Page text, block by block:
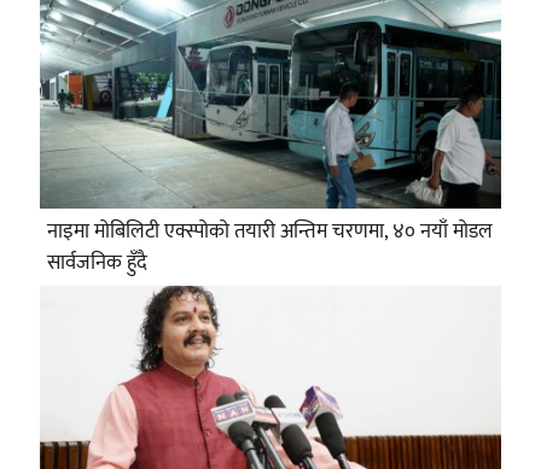
नाइमा मोबिलिटी एक्स्पोको तयारी अन्तिम चरणमा, ४० नयाँ मोडल
सार्वजनिक हुँदै